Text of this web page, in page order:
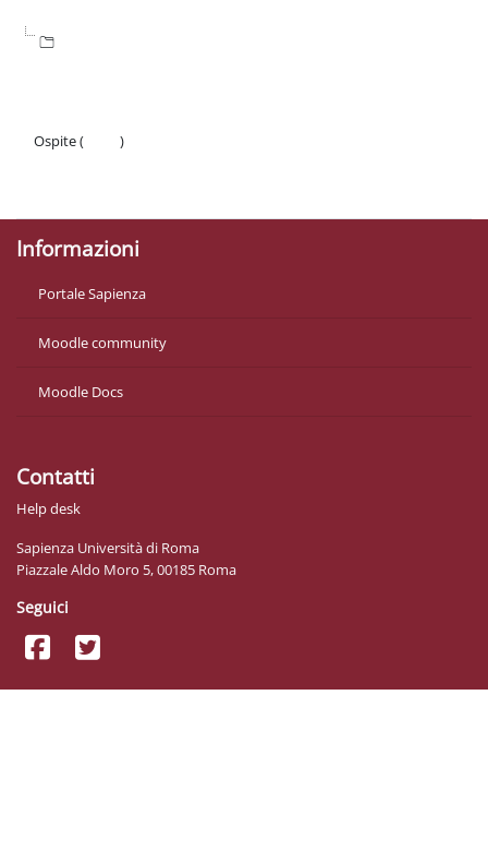
Ospite (
)
Informazioni
Portale Sapienza
Moodle community
Moodle Docs
Contatti
Help desk
Sapienza Università di Roma
Piazzale Aldo Moro 5, 00185 Roma
Seguici